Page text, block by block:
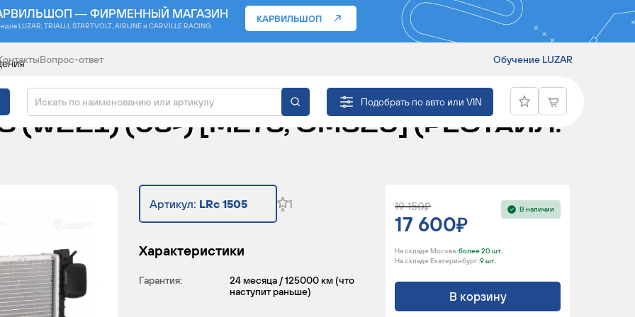
— ФИРМЕННЫЙ МАГАЗИН
LUZAR, TRIALLI, STARTVOLT, AIRLINE и CARVILLE RACING
КАРВИЛЬШОП
Вопрос-ответ Обучение LUZAR
Подобрать по авто или VIN
ДЛЯ АВТОМОБИЛЕЙ
S (W221) (05-) [M273; OM629] (РЕСТАЙЛ.
Артикул: LRc 1505
Характеристики
Гарантия:
24 месяца / 125000 км (что
наступит раньше)
19 150
17 600
В наличии
На складе Москва :более 20 шт.
На складе Екатеринбург :9 шт.
В корзину